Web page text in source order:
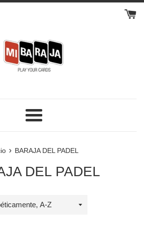
Más
› BARAJA DEL PADEL
DEL PADEL